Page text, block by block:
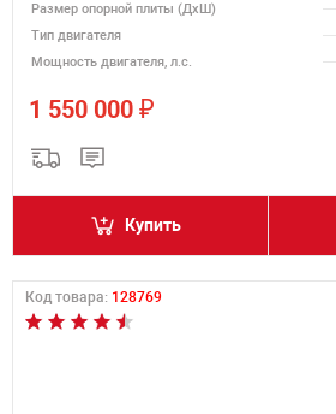
Размер опорной плиты (ДхШ)
Тип двигателя
Мощность двигателя, л.с.
1 550 000 ₽
Купить
Код товара: 128769